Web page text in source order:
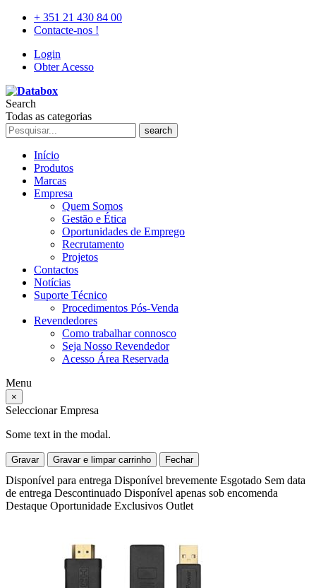
+ 351 21 430 84 00
Contacte-nos !
Login
Obter Acesso
Search
Todas as categorias
search
Início
Produtos
Marcas
Empresa
Quem Somos
Gestão e Ética
Oportunidades de Emprego
Recrutamento
Projetos
Contactos
Notícias
Suporte Técnico
Procedimentos Pós-Venda
Revendedores
Como trabalhar connosco
Seja Nosso Revendedor
Acesso Área Reservada
Menu
×
Seleccionar Empresa
Some text in the modal.
Gravar Gravar e limpar carrinho Fechar
Disponível para entrega Disponível brevemente Esgotado Sem data
de entrega Descontinuado Disponível apenas sob encomenda
Destaque Oportunidade Exclusivos Outlet